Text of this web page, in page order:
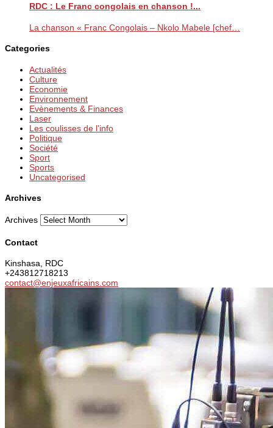
RDC : Le Franc congolais en chanson !...
La chanson « Franc Congolais – Nkolo Mabele [chef…
Categories
Actualités
Culture
Economie
Environnement
Evènements & Finances
Laser
Les coulisses de l'info
Politique
Société
Sport
Sports
Uncategorised
Archives
Archives
Contact
Kinshasa, RDC
+243812718213
contact@enjeuxafricains.com